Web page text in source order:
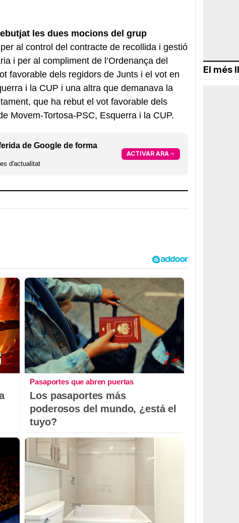
les dues mocions del grup
al control del contracte de recollida i gestió
i per al compliment de l’Ordenança del
favorable dels regidors de Junts i el vot en
i la CUP i una altra que demanava la
que ha rebut el vot favorable dels
Movem-Tortosa-PSC, Esquerra i la CUP.
de Google de forma
d'actualitat
ACTIVAR ARA
Pasaportes que abren puertas
Los pasaportes más
poderosos del mundo, ¿está el
tuyo?
El més